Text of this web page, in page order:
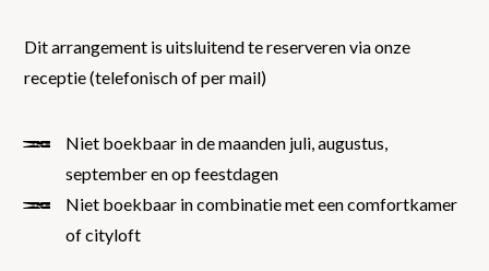
Dit arrangement is uitsluitend te reserveren via onze
receptie (telefonisch of per mail)
Niet boekbaar in de maanden juli, augustus,
september en op feestdagen
Niet boekbaar in combinatie met een comfortkamer
of cityloft